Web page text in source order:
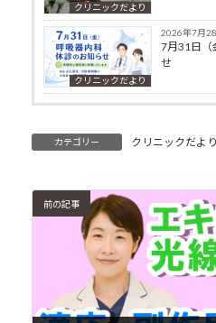
クリニックだより
クリニックだより
2026年7月
7月31日（
せ
カテゴリー クリニックだより
前の記事